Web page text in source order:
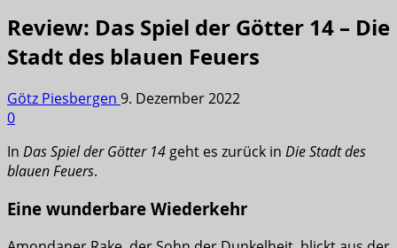
Review: Das Spiel der Götter 14 – Die
Stadt des blauen Feuers
Götz Piesbergen 9. Dezember 2022
0
In Das Spiel der Götter 14 geht es zurück in Die Stadt des
blauen Feuers.
Eine wunderbare Wiederkehr